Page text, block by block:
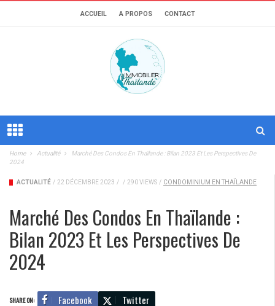
ACCUEIL A PROPOS CONTACT
Home Actualité
Marché Des Condos En Thaïlande : Bilan 2023 Et Les Perspectives De
2024
ACTUALITÉ / 22 DÉCEMBRE 2023 / / 290 VIEWS / CONDOMINIUM EN THAÏLANDE
Marché Des Condos En Thaïlande :
Bilan 2023 Et Les Perspectives De
2024
SHARE ON: Facebook Twitter